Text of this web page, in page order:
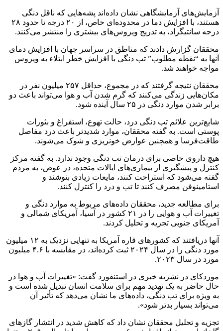
آزمایش‌های آزمایشگاهی نشان داده‌اند پشه‌هایی که ناقل دنگی
هستند، با افزایش دما در محدوده‌ای خاص، از ۲۰ درجه تا حدود ۲۸
درجه سانتیگراد، به تدریج ویروس‌های بیشتری را منتشر می‌کنند.
محققان گزارش دادند که مناطق در سراسر جهان با افزایش دمای
آنها به “نقطه مطلوب” تب دنگی با افزایش خطر ابتلاء به ویروس
مواجه خواهند شد.
محققان نتیجه گرفتند که در مجموع، حداقل ۲۵۷ میلیون نفر در
مکان‌هایی زندگی می‌کنند که گرم شدن آب و هوا می‌تواند باعث دو
برابر شدن موارد دنگی در ۲۵ سال آینده شود.
شایع‌ترین علائم تب دنگی درد، حالت تهوع، استفراغ و بثورات
پوستی است. به گفته محققان، موارد شدیدتر باعث درد مفاصل
طاقت‌فرسا و همچنین عوارض خونریزی و شوک می‌شوند.
هیچ داروی خاصی برای درمان تب دنگی وجود ندارد. به گفته مرکز
کنترل و پیشگیری از بیماری‌های ایالات متحده، در عوض، به مردم
گفته می‌شود که استراحت کنند، مایعات زیادی بنوشند و
استامینوفن مصرف کنند تا تب و درد را کنترل کنند.
برای مطالعه جدید، محققان داده‌های مربوط به موارد دنگی و
تغییرات آب و هوایی را در ۲۱ کشور در آسیا، آمریکای شمالی و
آمریکای جنوبی تجزیه و تحلیل کردند.
آنها دریافتند که کشورهای قاره آمریکا به تنهایی نزدیک به ۱۲ میلیون
مورد دنگی را در سال ۲۰۲۴ ثبت کرده‌اند، در مقایسه با ۴.۶ میلیون
مورد در سال ۲۰۲۳.
موردکای در نشریه خبری در استنفورد گفت: «تغییرات آب و هوا در
حال حاضر به یک تهدید مهم برای سلامت انسان تبدیل شده است و
به ویژه برای تب دنگی، داده‌های ما نشان می‌دهد که تأثیر آن
می‌تواند بسیار بدتر شود».
تجزیه و تحلیل محققان نشان داد که کاهش شدید در انتشار گازهای